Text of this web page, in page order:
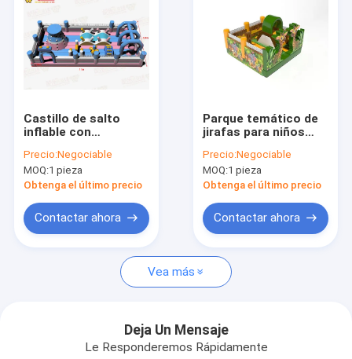
Productos
Sobre nosotros
Visita a la fábrica
Noticias
Casos
Solicitar una cotización
Diapositivas inflables
Castillo de salto
inflable con
escalada
Precio:Negociable
MOQ:1 pieza
Obtenga el último precio
Contactar ahora
Parque temático de
jirafas para niños
Precio:Negociable
MOQ:1 pieza
Obtenga el último precio
Contactar ahora
Vea más
Deja Un Mensaje
Le Responderemos Rápidamente